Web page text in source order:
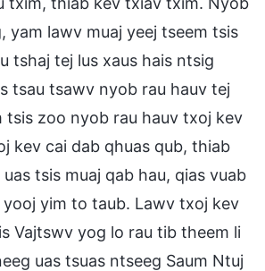
yam lawv muaj yeej tseem tsis
tshaj tej lus xaus hais ntsig
tsau tsawv nyob rau hauv tej
tsis zoo nyob rau hauv txoj kev
kev cai dab qhuas qub, thiab
tsis muaj qab hau, qias vuab
yim to taub. Lawv txoj kev
Vajtswv yog lo rau tib theem li
uas tsuas ntseeg Saum Ntuj